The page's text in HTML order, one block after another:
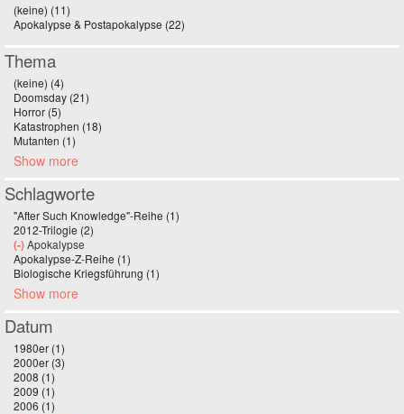
(keine) (11)
Apokalypse & Postapokalypse (22)
Thema
(keine) (4)
Doomsday (21)
Horror (5)
Katastrophen (18)
Mutanten (1)
Show more
Schlagworte
"After Such Knowledge"-Reihe (1)
2012-Trilogie (2)
(-)Remove Apokalypse filter
Apokalypse
Apokalypse-Z-Reihe (1)
Biologische Kriegsführung (1)
Show more
Datum
1980er (1)
2000er (3)
2008 (1)
2009 (1)
2006 (1)